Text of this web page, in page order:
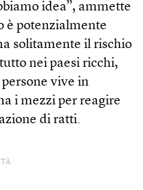
idea”, ammette
è potenzialmente
solitamente il rischio
nei paesi ricchi,
vive in
i mezzi per reagire
di ratti.